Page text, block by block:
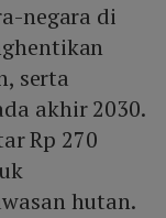
negara di
serta
akhir 2030.
Rp 270
hutan.